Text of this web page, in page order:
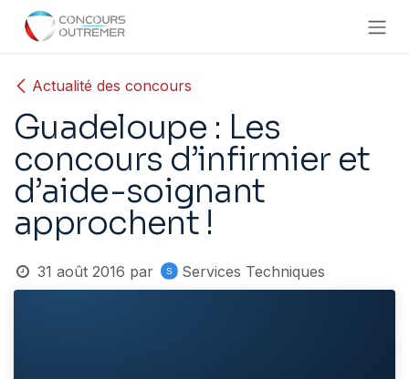
Se rendre au contenu
Actualité des concours
Guadeloupe : Les
concours d’infirmier et
d’aide-soignant
approchent !
31 août 2016 par Services Techniques